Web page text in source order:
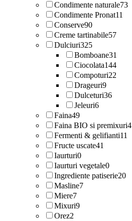
Condimente naturale73
Condimente Pronat11
Conserve90
Creme tartinabile57
Dulciuri325
Bomboane31
Ciocolata144
Compoturi22
Drageuri9
Dulceturi36
Jeleuri6
Faina49
Faina BIO si premixuri4
Fermenti & gelifianti11
Fructe uscate41
Iaurturi0
Iaurturi vegetale0
Ingrediente patiserie20
Masline7
Miere7
Mixuri9
Orez2